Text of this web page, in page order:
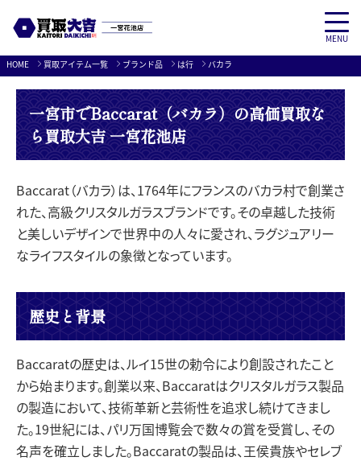
Skip
to
content
MENU
HOME 買取アイテム一覧 ブランド品 は行 バカラ
一宮市でBaccarat（バカラ）の高価買取な
ら買取大吉 一宮花池店
Baccarat（バカラ）は、1764年にフランスのバカラ村で創業さ
れた、高級クリスタルガラスブランドです。その卓越した技術
と美しいデザインで世界中の人々に愛され、ラグジュアリー
なライフスタイルの象徴となっています。
歴史と背景
Baccaratの歴史は、ルイ15世の勅令により創設されたこと
から始まります。創業以来、Baccaratはクリスタルガラス製品
の製造において、技術革新と芸術性を追求し続けてきまし
た。19世紀には、パリ万国博覧会で数々の賞を受賞し、その
名声を確立しました。Baccaratの製品は、王侯貴族やセレブ